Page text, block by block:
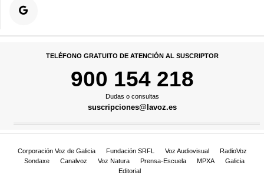
TELÉFONO GRATUITO DE ATENCIÓN AL SUSCRIPTOR
900 154 218
Dudas o consultas
suscripciones@lavoz.es
Corporación Voz de Galicia Fundación SRFL Voz Audiovisual
RadioVoz
Sondaxe
Canalvoz Voz Natura Prensa-Escuela MPXA
Galicia
Editorial